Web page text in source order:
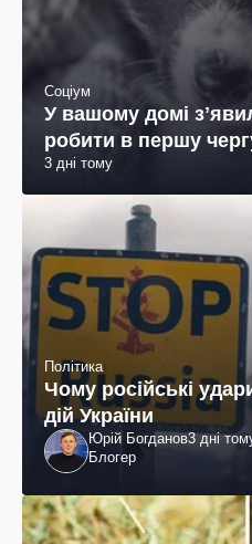
Соціум
У вашому домі
робити в першу
3 дні тому
Політика
Чому російські
дій України
Юрій Богданов3 дні
Блогер